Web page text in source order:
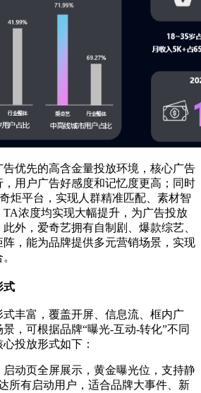
优先的高含金量投放环境，核心广告
用户广告好感度和记忆度更高；同时
炬平台，实现人群精准匹配、素材智
浓度均实现大幅提升，为广告投放
外，爱奇艺拥有自制剧、爆款综艺、
，能为品牌提供多元营销场景，实现
式
式丰富，覆盖开屏、信息流、框内广
，可根据品牌“曝光-互动-转化”不同
投放形式如下：
启动页全屏展示，黄金曝光位，支持静
所有启动用户，适合品牌大事件、新